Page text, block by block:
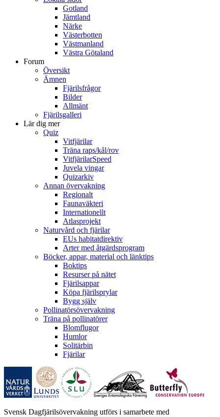
Gotland
Jämtland
Närke
Västerbotten
Västmanland
Västra Götaland
Forum
Översikt
Ämnen
Fjärilsfrågor
Bilder
Allmänt
Fjärilsgalleri
Lär dig mer
Quiz
Vitfjärilar
Träna raps/kål/rov
VitfjärilarSpeed
Juvela vingar
Quizarkiv
Annan övervakning
Regionalt
Faunaväkteri
Internationellt
Atlasprojekt
Naturvård och fjärilar
EUs habitatdirektiv
Arter med åtgärdsprogram
Böcker, appar, material och länktips
Boktips
Resurser på nätet
Fjärilsappar
Köpa fjärilsprylar
Bygg själv
Pollinatörsövervakning
Träna på pollinatörer
Blomflugor
Humlor
Solitärbin
Fjärilar
Svensk Dagfjärilsövervakning utförs i samarbete med